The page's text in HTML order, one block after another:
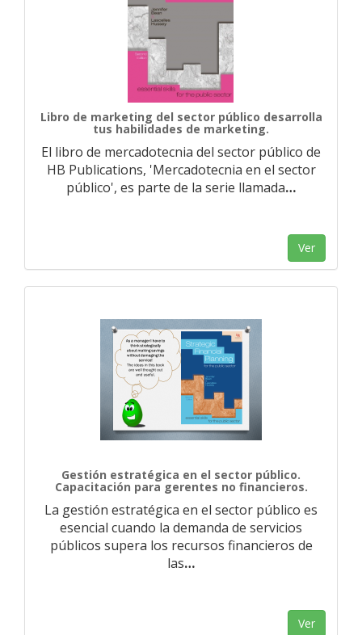
Libro de marketing del sector público desarrolla
tus habilidades de marketing.
El libro de mercadotecnia del sector público de
HB Publications, 'Mercadotecnia en el sector
público', es parte de la serie llamada…
Ver
Gestión estratégica en el sector público.
Capacitación para gerentes no financieros.
La gestión estratégica en el sector público es
esencial cuando la demanda de servicios
públicos supera los recursos financieros de
las…
Ver